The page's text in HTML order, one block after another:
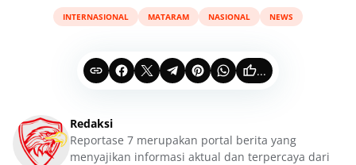
INTERNASIONAL MATARAM NASIONAL NEWS
...
Redaksi
Reportase 7 merupakan portal berita yang
menyajikan informasi aktual dan terpercaya dari